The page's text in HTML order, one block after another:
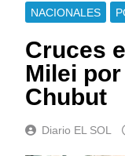
NACIONALES
Cruces
Milei
Chubut
Diario EL SOL